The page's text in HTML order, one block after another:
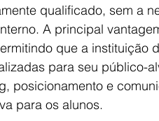
qualificado, sem a
A principal
que a instituição
para seu público-
posicionamento e
para os alunos.